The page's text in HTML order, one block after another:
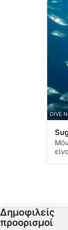
DIVE
Δημοφιλείς
προορισμοί
Χρήση
Ειδικά
Χρήση
Αναγνώριση
Σκοποί
Απαραίτητη
Εκτέλεση
Λειτουργικός